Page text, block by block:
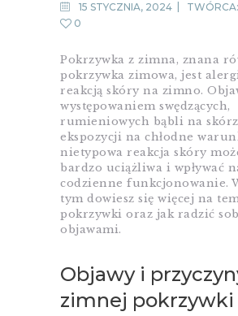
15 STYCZNIA, 2024 TWÓRCA:
0
Pokrzywka z zimna, znana
pokrzywka zimowa, jest
reakcją skóry na zimno.
występowaniem swędzących,
rumieniowych bąbli na
ekspozycji na chłodne
nietypowa reakcja skóry
bardzo uciążliwa i wpływać
codzienne funkcjonowanie.
tym dowiesz się więcej na
pokrzywki oraz jak radzić
objawami.
Objawy i
zimnej pokrzywki